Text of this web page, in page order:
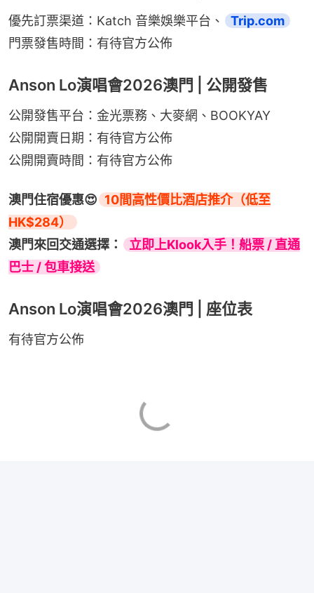
優先訂票渠道：Katch 音樂娛樂平台、
Trip.com
門票發售時間：有待官方公佈
Anson Lo演唱會2026澳門 | 公開發售
公開發售平台：金光票務、大麥網、BOOKYAY
公開開賣日期：有待官方公佈
公開開賣時間：有待官方公佈
澳門住宿優惠😍 10間高性價比酒店推介（低至
HK$284）
澳門來回交通選擇：
立即上Klook入手！船票 / 直通
巴士 / 包車接送
Anson Lo演唱會2026澳門 | 座位表
有待官方公佈